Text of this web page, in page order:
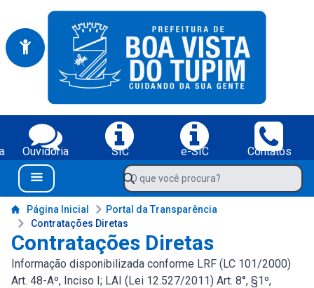
Portal da Prefeitura Municipal de Boa Vista do Tupim-BA
Serviços da Prefeitura Municipal de Boa Vista do Tupim-BA;
Ouvidoria SIC e-SIC
Contatos
Navegue pelo portal da Prefeitura de Boa Vista do Tupim-BA
Menu Bar
O que você procura?
Conteúdo da Prefeitura de Boa Vista do Tupim-BA
Página Inicial
Portal da Transparência
Contratações Diretas
Contratações Diretas
Informação disponibilizada conforme LRF (LC 101/2000)
Art. 48-Aº, Inciso I; LAI (Lei 12.527/2011) Art. 8°, §1º,